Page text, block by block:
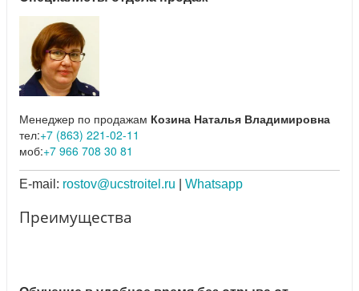
Менеджер по продажам Козина Наталья Владимировна
тел:+7 (863) 221-02-11
моб:+7 966 708 30 81
E-mail: rostov@ucstroitel.ru Whatsapp
Преимущества